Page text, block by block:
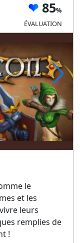
85
ÉVALUATION
le
et les
leurs
remplies de
!